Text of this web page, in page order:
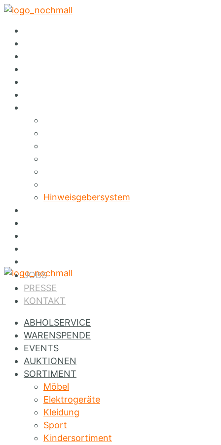
✕
Hinweisgebersystem
JOBS
PRESSE
KONTAKT
ABHOLSERVICE
WARENSPENDE
EVENTS
AUKTIONEN
SORTIMENT
Möbel
Elektrogeräte
Kleidung
Sport
Kindersortiment